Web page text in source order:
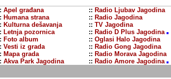
Apel građana :: Radio Ljubav Jagodina
Humana strana :: Radio Jagodina
Kulturna dešavanja :: TV Jagodina
Letnja pozornica :: Radio D Plus Jagodina
Foto album :: Oglasi Halo Jagodina
Vesti iz grada :: Radio Gong Jagodina
Mapa grada :: Radio Morava Jagodina
Akva Park Jagodina :: Radio Amore Jagodina